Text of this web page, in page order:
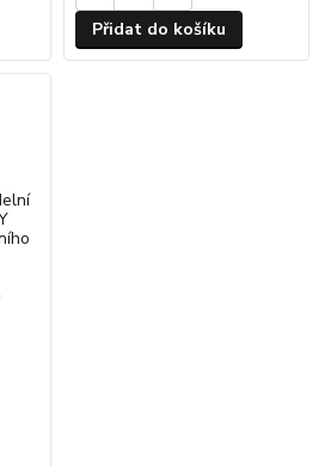
Přidat do košíku